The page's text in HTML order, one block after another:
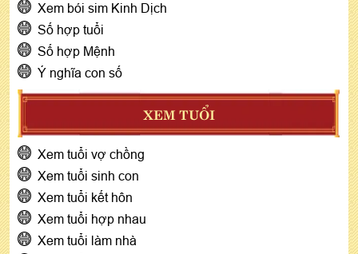
Xem bói sim Kinh Dịch
Số hợp tuổi
Số hợp Mệnh
Ý nghĩa con số
XEM TUỔI
Xem tuổi vợ chồng
Xem tuổi sinh con
Xem tuổi kết hôn
Xem tuổi hợp nhau
Xem tuổi làm nhà